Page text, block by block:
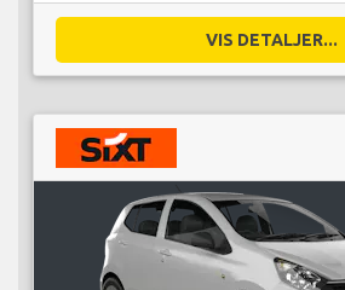
VIS DETALJER...